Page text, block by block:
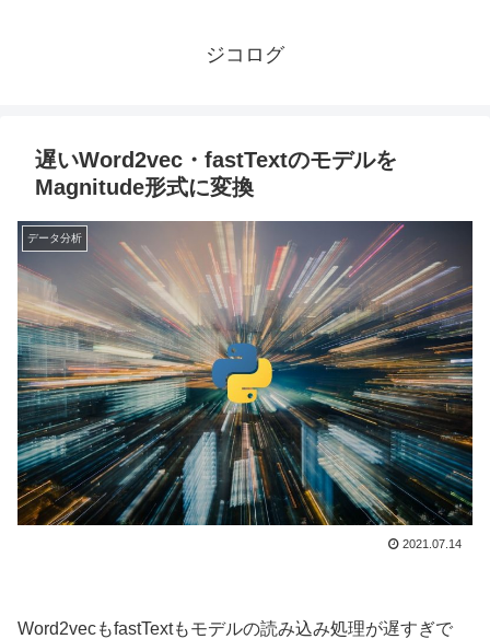
ジコログ
遅いWord2vec・fastTextのモデルを
Magnitude形式に変換
データ分析
2021.07.14
Word2vecもfastTextもモデルの読み込み処理が遅すぎで